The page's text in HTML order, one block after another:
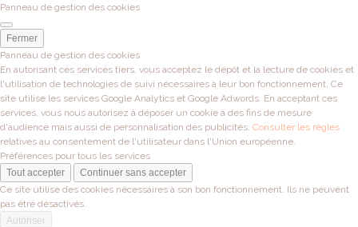
Panneau de gestion des cookies
Fermer
Panneau de gestion des cookies
En autorisant ces services tiers, vous acceptez le dépôt et la lecture de cookies et
l'utilisation de technologies de suivi nécessaires à leur bon fonctionnement. Ce
site utilise les services Google Analytics et Google Adwords. En acceptant ces
services, vous nous autorisez à déposer un cookie à des fins de mesure
d'audience mais aussi de personnalisation des publicités. Consulter les règles
relatives au consentement de l'utilisateur dans l'Union européenne.
Préférences pour tous les services
Tout accepter
Continuer sans accepter
Ce site utilise des cookies nécessaires à son bon fonctionnement. Ils ne peuvent
pas être désactivés.
Autoriser